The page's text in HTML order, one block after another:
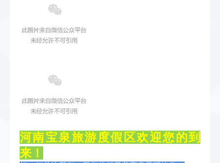
河南宝泉旅游度假区欢迎您的到
来！